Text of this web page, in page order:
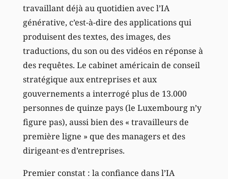
travaillant déjà au quotidien avec l’IA
générative, c’est-à-dire des applications qui
produisent des textes, des images, des
traductions, du son ou des vidéos en réponse à
des requêtes. Le cabinet américain de conseil
stratégique aux entreprises et aux
gouvernements a interrogé plus de 13.000
personnes de quinze pays (le Luxembourg n’y
figure pas), aussi bien des « travailleurs de
première ligne » que des managers et des
dirigeant·es d’entreprises.
Premier constat : la confiance dans l’IA